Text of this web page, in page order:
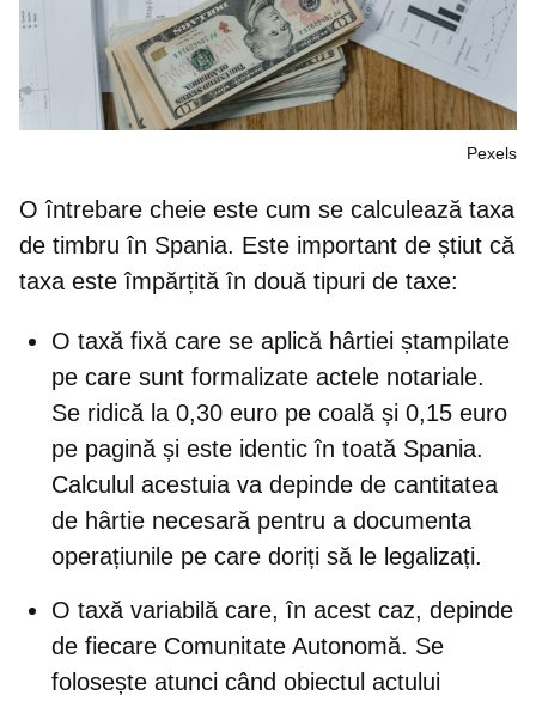
Pexels
O întrebare cheie este cum se calculează taxa
de timbru în Spania. Este important de știut că
taxa este împărțită în două tipuri de taxe:
O taxă fixă care se aplică hârtiei ștampilate
pe care sunt formalizate actele notariale.
Se ridică la 0,30 euro pe coală și 0,15 euro
pe pagină și este identic în toată Spania.
Calculul acestuia va depinde de cantitatea
de hârtie necesară pentru a documenta
operațiunile pe care doriți să le legalizați.
O taxă variabilă care, în acest caz, depinde
de fiecare Comunitate Autonomă. Se
folosește atunci când obiectul actului